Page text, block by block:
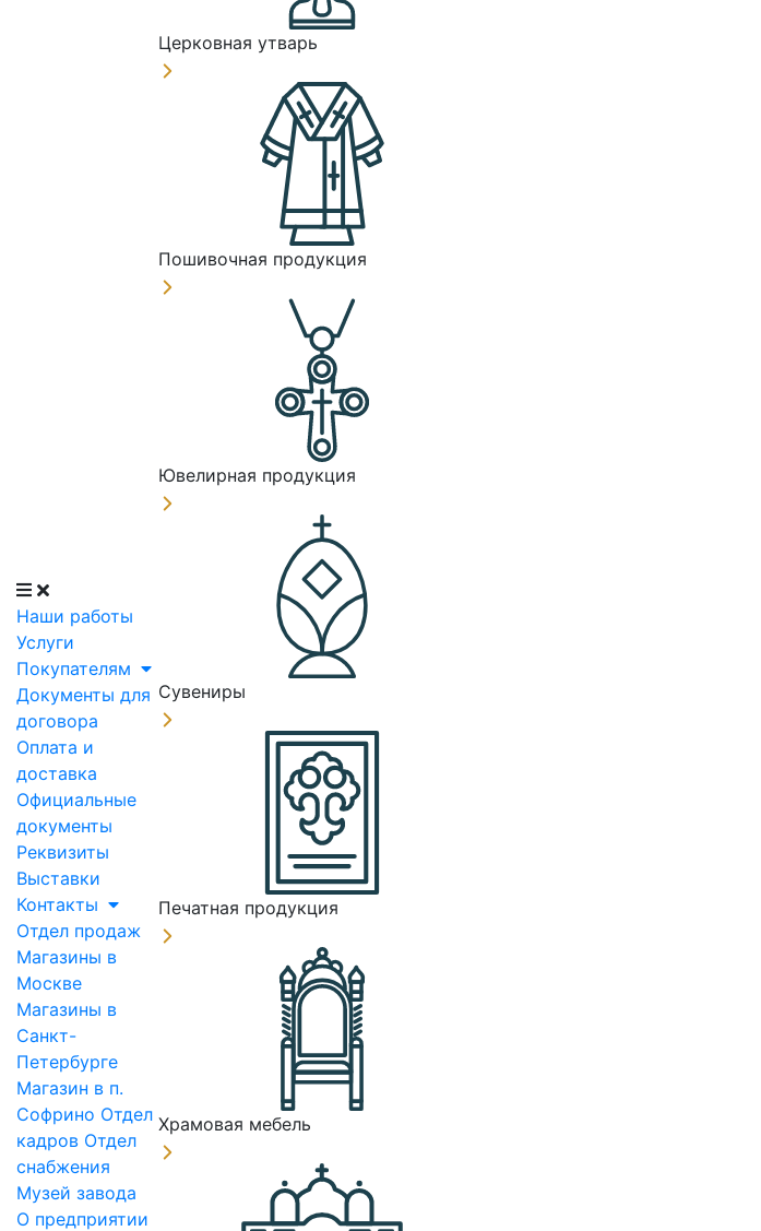
Наши работы
Услуги
Покупателям
Документы для
договора
Оплата и
доставка
Официальные
документы
Реквизиты
Выставки
Контакты
Отдел продаж
Магазины в
Москве
Магазины в
Санкт-
Петербурге
Магазин в п.
Софрино Отдел
кадров Отдел
снабжения
Музей завода
О предприятии
Церковная утварь
Пошивочная продукция
Ювелирная продукция
Сувениры
Печатная продукция
Храмовая мебель